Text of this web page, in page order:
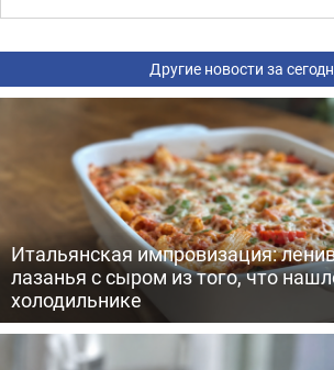
Другие новости за
Итальянская импровизация:
лазанья с сыром из того, что
холодильнике